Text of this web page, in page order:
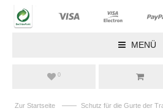
MENÜ
0
Zur Startseite —— Schutz für die Gurte der